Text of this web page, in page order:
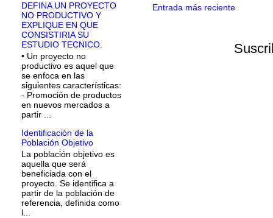
Entrada más reciente
DEFINA UN PROYECTO
NO PRODUCTIVO Y
EXPLIQUE EN QUE
CONSISTIRIA SU
ESTUDIO TECNICO.
• Un proyecto no
productivo es aquel que
se enfoca en las
siguientes características:
- Promoción de productos
en nuevos mercados a
partir ...
Identificación de la
Población Objetivo
La población objetivo es
aquella que será
beneficiada con el
proyecto. Se identifica a
partir de la población de
referencia, definida como
l...